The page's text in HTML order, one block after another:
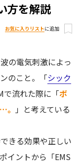
方を解説
お気に入りリストに追加
の電気刺激によっ
のこと。「シック
で流れた際に「ボ
。 」と考えている
きる効果や正しい
イントから「EMS